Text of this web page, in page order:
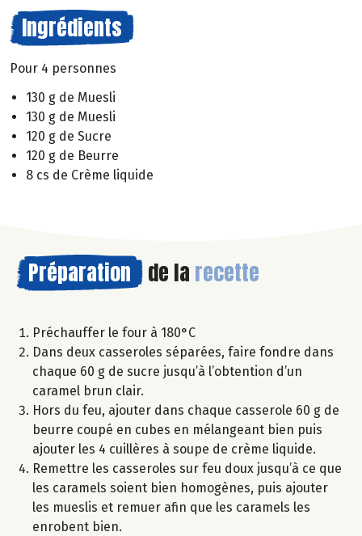
Ingrédients
Pour 4 personnes
130 g de Muesli
130 g de Muesli
120 g de Sucre
120 g de Beurre
8 cs de Crème liquide
Préparation de la recette
Préchauffer le four à 180°C
Dans deux casseroles séparées, faire fondre dans
chaque 60 g de sucre jusqu’à l’obtention d’un
caramel brun clair.
Hors du feu, ajouter dans chaque casserole 60 g de
beurre coupé en cubes en mélangeant bien puis
ajouter les 4 cuillères à soupe de crème liquide.
Remettre les casseroles sur feu doux jusqu’à ce que
les caramels soient bien homogènes, puis ajouter
les mueslis et remuer afin que les caramels les
enrobent bien.